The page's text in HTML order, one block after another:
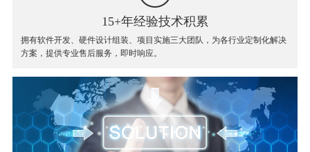
15+年经验技术积累
拥有软件开发、硬件设计组装、项目实施三大团队，为各行业定制化解决
方案，提供专业售后服务，即时响应。